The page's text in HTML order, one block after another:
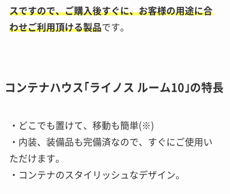
スですので、ご購入後すぐに、お客様の用途に合
わせご利用頂ける製品です。
コンテナハウス｢ライノス ルーム10｣の特長
・どこでも置けて、移動も簡単(※)
・内装、装備品も完備済なので、すぐにご使用い
ただけます。
・コンテナのスタイリッシュなデザイン。